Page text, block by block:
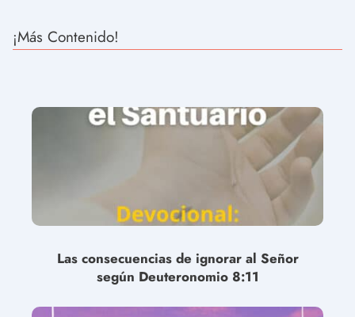
¡Más Contenido!
Las consecuencias de ignorar al Señor
según Deuteronomio 8:11